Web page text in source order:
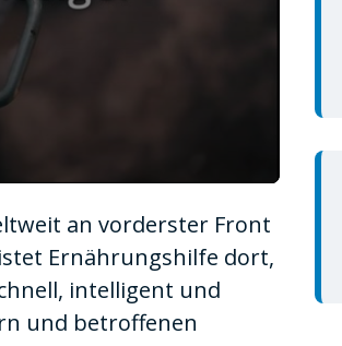
an vorderster Front
Ernährungshilfe dort,
intelligent und
und betroffenen